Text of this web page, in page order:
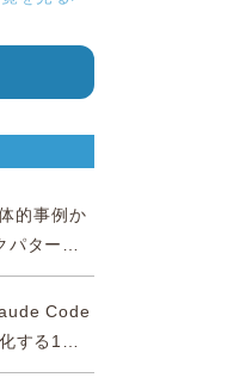
的事例か
パター
【薬事法
信
Code
する1日
修【10名